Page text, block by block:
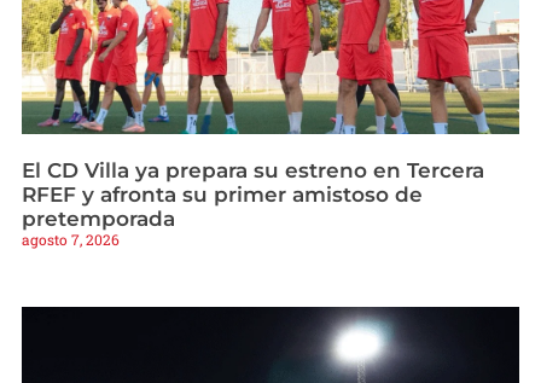
El CD Villa ya prepara su estreno en Tercera
RFEF y afronta su primer amistoso de
pretemporada
agosto 7, 2026